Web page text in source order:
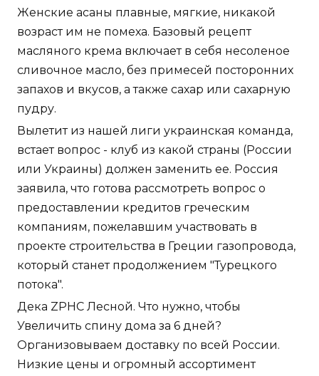
Женские асаны плавные, мягкие, никакой
возраст им не помеха. Базовый рецепт
масляного крема включает в себя несоленое
сливочное масло, без примесей посторонних
запахов и вкусов, а также сахар или сахарную
пудру.
Вылетит из нашей лиги украинская команда,
встает вопрос - клуб из какой страны (России
или Украины) должен заменить ее. Россия
заявила, что готова рассмотреть вопрос о
предоставлении кредитов греческим
компаниям, пожелавшим участвовать в
проекте строительства в Греции газопровода,
который станет продолжением "Турецкого
потока".
Дека ZPHC Лесной. Что нужно, чтобы
Увеличить спину дома за 6 дней?
Организовываем доставку по всей России.
Низкие цены и огромный ассортимент